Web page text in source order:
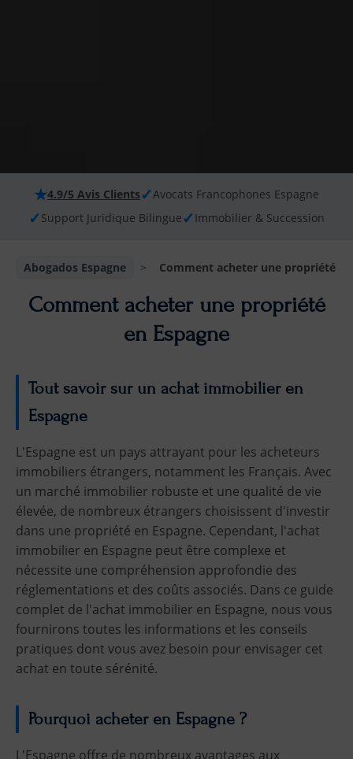
★4.9/5 Avis Clients ✓Avocats Francophones Espagne
✓ Support Juridique Bilingue ✓ Immobilier & Succession
Abogados Espagne > Comment acheter une propriété en
Comment acheter une propriété
en Espagne
Tout savoir sur un achat immobilier en
Espagne
L'Espagne est un pays attrayant pour les acheteurs
immobiliers étrangers, notamment les Français. Avec
un marché immobilier robuste et une qualité de vie
élevée, de nombreux étrangers choisissent d'investir
dans une propriété en Espagne. Cependant, l'achat
immobilier en Espagne peut être complexe et
nécessite une compréhension approfondie des
réglementations et des coûts associés. Dans ce guide
complet de l'achat immobilier en Espagne, nous vous
fournirons toutes les informations et les conseils
pratiques dont vous avez besoin pour envisager cet
achat en toute sérénité.
Pourquoi acheter en Espagne ?
L'Espagne offre de nombreux avantages aux